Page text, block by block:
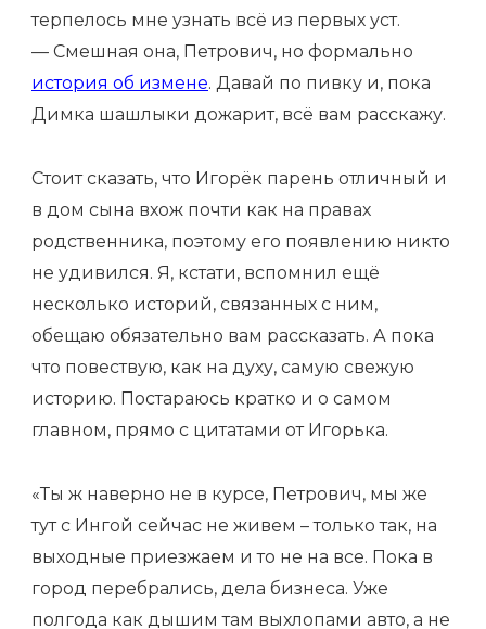
терпелось мне узнать всё из первых уст.
— Смешная она, Петрович, но формально
история об измене. Давай по пивку и, пока
Димка шашлыки дожарит, всё вам расскажу.
Стоит сказать, что Игорёк парень отличный и
в дом сына вхож почти как на правах
родственника, поэтому его появлению никто
не удивился. Я, кстати, вспомнил ещё
несколько историй, связанных с ним,
обещаю обязательно вам рассказать. А пока
что повествую, как на духу, самую свежую
историю. Постараюсь кратко и о самом
главном, прямо с цитатами от Игорька.
«Ты ж наверно не в курсе, Петрович, мы же
тут с Ингой сейчас не живем – только так, на
выходные приезжаем и то не на все. Пока в
город перебрались, дела бизнеса. Уже
полгода как дышим там выхлопами авто, а не